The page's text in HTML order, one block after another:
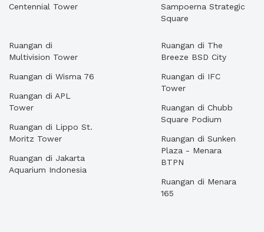
Centennial Tower
Sampoerna Strategic
Square
Ruangan di
Multivision Tower
Ruangan di Wisma 76
Ruangan di APL
Tower
Ruangan di Lippo St.
Moritz Tower
Ruangan di Jakarta
Aquarium Indonesia
Ruangan di The
Breeze BSD City
Ruangan di IFC
Tower
Ruangan di Chubb
Square Podium
Ruangan di Sunken
Plaza - Menara
BTPN
Ruangan di Menara
165